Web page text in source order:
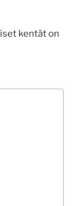
kentät on